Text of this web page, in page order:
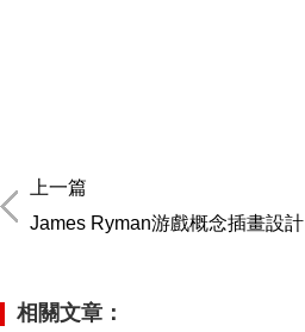
上一篇
James Ryman游戲概念插畫設計
相關文章：